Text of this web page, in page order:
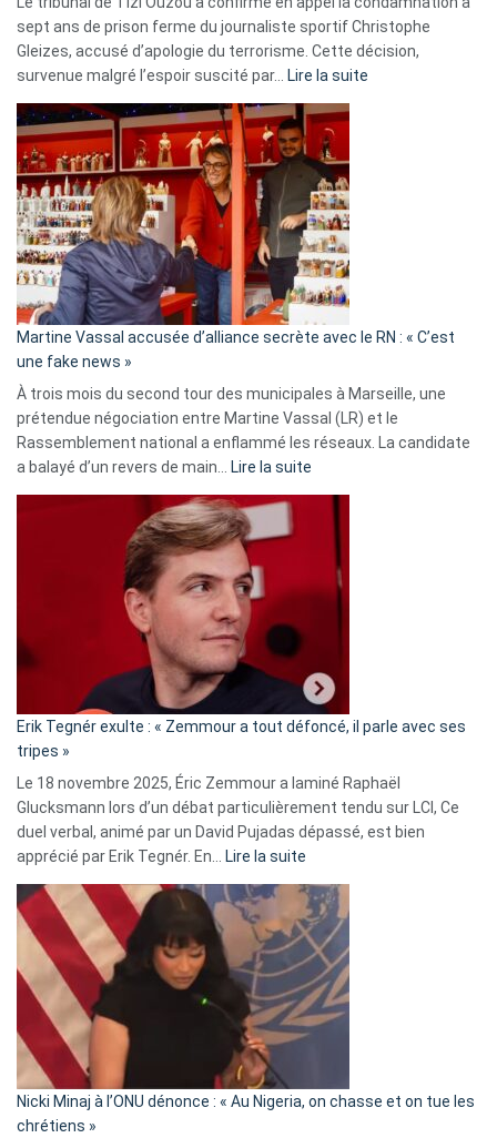
sept ans de prison ferme du journaliste sportif Christophe
Gleizes, accusé d’apologie du terrorisme. Cette décision,
survenue malgré l’espoir suscité par… Lire la suite
Algérie
Martine Vassal accusée d’alliance secrète avec le RN : « C’est
une fake news »
À trois mois du second tour des municipales à Marseille, une
prétendue négociation entre Martine Vassal (LR) et le
Rassemblement national a enflammé les réseaux. La candidate
a balayé d’un revers de main… Lire la suite
Martine
Vassal
d’alliance
secrète
«
C’est
fake
news
»
Erik Tegnér exulte : « Zemmour a tout défoncé, il parle avec ses
tripes »
Le 18 novembre 2025, Éric Zemmour a laminé Raphaël
Glucksmann lors d’un débat particulièrement tendu sur LCI, Ce
duel verbal, animé par un David Pujadas dépassé, est bien
apprécié par Erik Tegnér. En… Lire la suite
Erik
Tegnér
exulte
:
« Zemmour
a
tout
parle
Nicki Minaj à l’ONU dénonce : « Au Nigeria, on chasse et on tue les
chrétiens »